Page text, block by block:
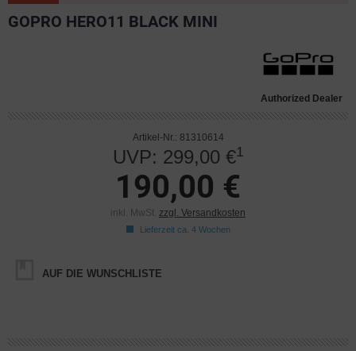
GOPRO HERO11 BLACK MINI
Authorized Dealer
Artikel-Nr.: 81310614
UVP: 299,00 €1
190,00 €
inkl. MwSt. zzgl. Versandkosten
Lieferzeit ca. 4 Wochen
AUF DIE WUNSCHLISTE